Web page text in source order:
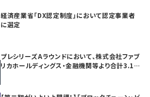
経済産業省「DX認定制度」において認定事業者
に選定
プレシリーズAラウンドにおいて、株式会社ファブ
リカホールディングス・金融機関等より合計3.1